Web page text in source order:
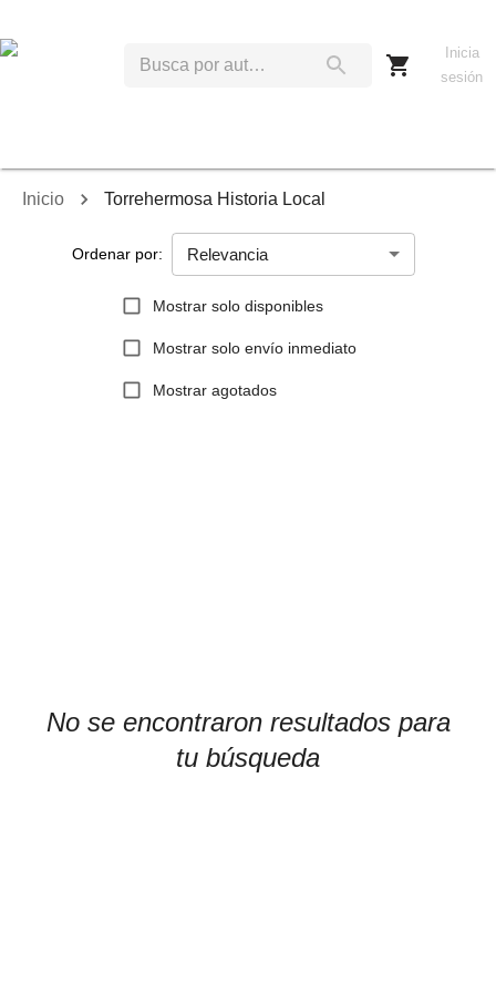
Inicia
sesión
Inicio Torrehermosa Historia Local
Mostrar solo disponibles
Mostrar solo envío inmediato
Mostrar agotados
Ordenar por: Relevancia
No se encontraron resultados para
tu búsqueda